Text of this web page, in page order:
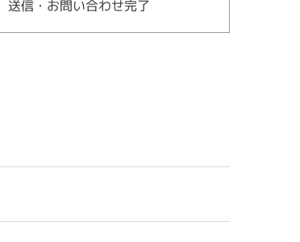
送信・お問い合わせ完了